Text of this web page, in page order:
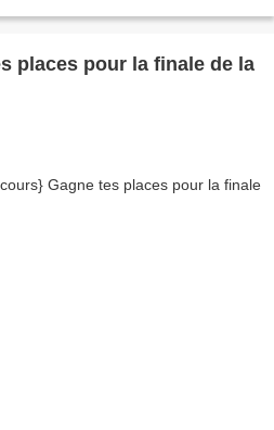
places pour la finale de la